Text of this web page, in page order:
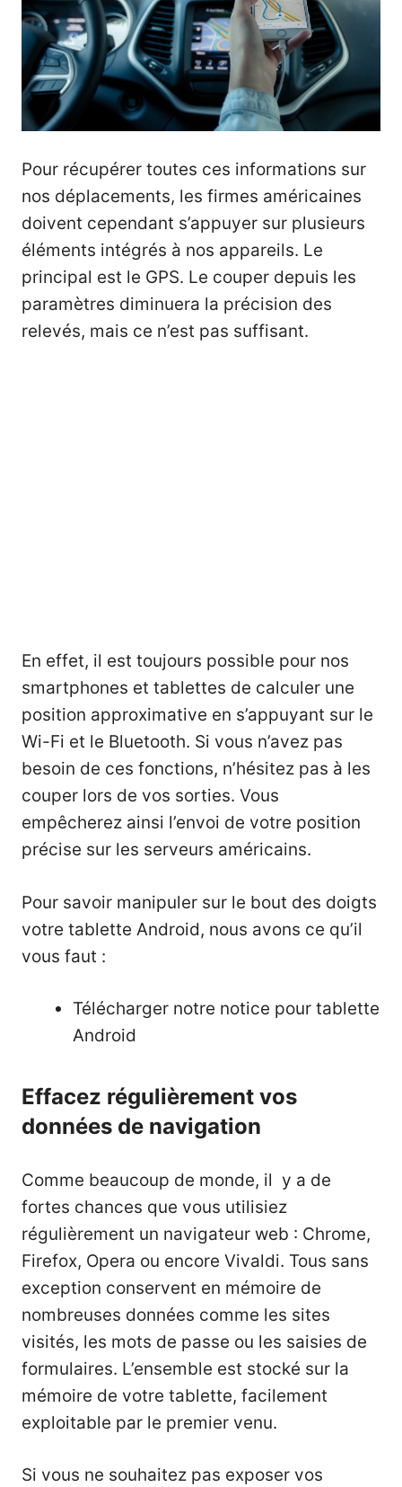
Pour récupérer toutes ces informations sur
nos déplacements, les firmes américaines
doivent cependant s’appuyer sur plusieurs
éléments intégrés à nos appareils. Le
principal est le GPS. Le couper depuis les
paramètres diminuera la précision des
relevés, mais ce n’est pas suffisant.
En effet, il est toujours possible pour nos
smartphones et tablettes de calculer une
position approximative en s’appuyant sur le
Wi-Fi et le Bluetooth. Si vous n’avez pas
besoin de ces fonctions, n’hésitez pas à les
couper lors de vos sorties. Vous
empêcherez ainsi l’envoi de votre position
précise sur les serveurs américains.
Pour savoir manipuler sur le bout des doigts
votre tablette Android, nous avons ce qu’il
vous faut :
Télécharger notre notice pour tablette
Android
Effacez régulièrement vos
données de navigation
Comme beaucoup de monde, il y a de
fortes chances que vous utilisiez
régulièrement un navigateur web : Chrome,
Firefox, Opera ou encore Vivaldi. Tous sans
exception conservent en mémoire de
nombreuses données comme les sites
visités, les mots de passe ou les saisies de
formulaires. L’ensemble est stocké sur la
mémoire de votre tablette, facilement
exploitable par le premier venu.
Si vous ne souhaitez pas exposer vos